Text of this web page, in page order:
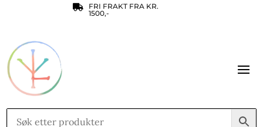

FRI FRAKT FRA KR.
1500,-